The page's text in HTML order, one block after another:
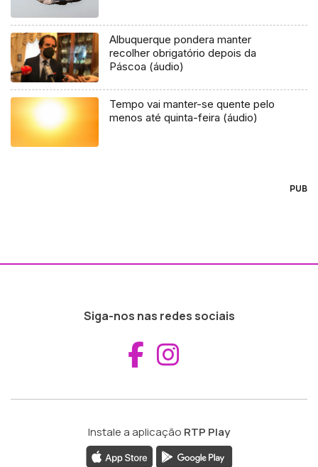
Albuquerque pondera manter
recolher obrigatório depois da
Páscoa (áudio)
Tempo vai manter-se quente pelo
menos até quinta-feira (áudio)
PUB
Siga-nos nas redes sociais
Aceder ao
Instale a aplicação RTP Play